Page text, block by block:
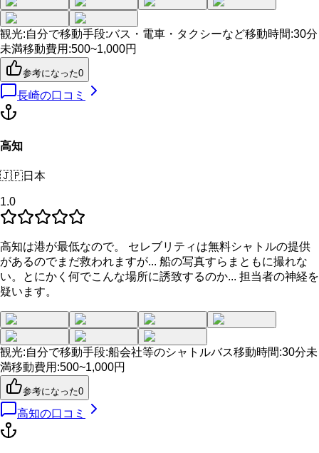
観光:自分で移動手段:バス・電車・タクシーなど移動時間:30分
未満移動費用 :500~1,000円
参考になった0
長崎の口コミ
高知
🇯🇵日本
1.0
高知は港が最低なので。 セレブリティは無料シャトルの提供
があるのでまだ救われますが... 船の写真すらまともに撮れな
い。とにかく何でこんな場所に誘致するのか... 担当者の神経を
疑います。
観光:自分で移動手段:船会社等のシャトルバス移動時間:30分未
満移動費用 :500~1,000円
参考になった0
高知の口コミ